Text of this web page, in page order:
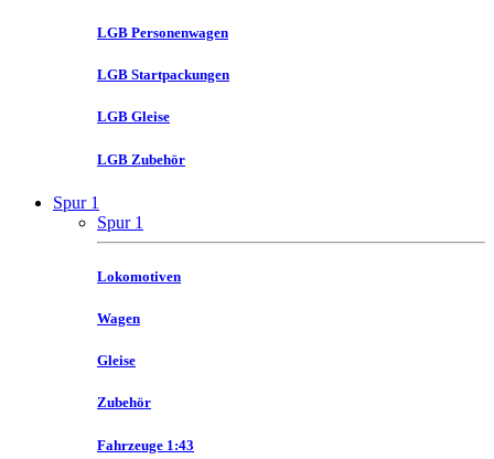
LGB Personenwagen
LGB Startpackungen
LGB Gleise
LGB Zubehör
Spur 1
Spur 1
Lokomotiven
Wagen
Gleise
Zubehör
Fahrzeuge 1:43